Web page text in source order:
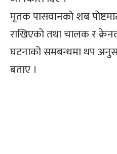
मृतक पासवानको शब
राखिएको तथा चालक र
घटनाको समबन्धमा थप
बताए ।